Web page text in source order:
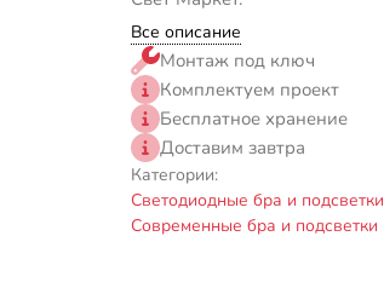
Все описание
Монтаж под ключ
Комплектуем проект
Бесплатное хранение
Доставим завтра
Категории:
Светодиодные бра и подсветки
Современные бра и подсветки